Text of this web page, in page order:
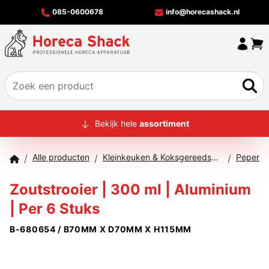
085-0600678 info@horecashack.nl
HOME
MERKEN
OFFERTECHECKER
CONTACT
Bekijk hele assortiment
/ Alle producten / Kleinkeuken & Koksgereedschap /
Zoutstrooier | 300 ml | Aluminium
| Per 6 Stuks
B-680654 / B70MM X D70MM X H115MM